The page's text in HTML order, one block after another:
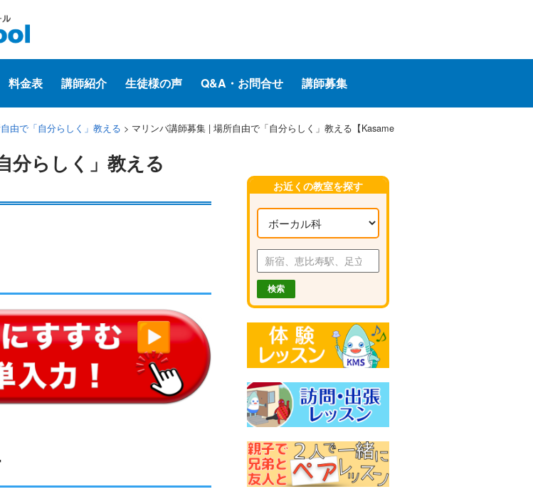
料金表 講師紹介 生徒様の声 Q&A・お問合せ 講師募集
由で「自分らしく」教える > マリンバ講師募集 | 場所自由で「自分らしく」教える【Kasame
分らしく」教える
お近くの教室を探す